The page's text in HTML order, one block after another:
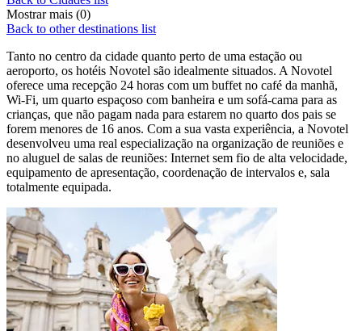
Mostrar mais (0)
Back to other destinations list
Tanto no centro da cidade quanto perto de uma estação ou
aeroporto, os hotéis Novotel são idealmente situados. A Novotel
oferece uma recepção 24 horas com um buffet no café da manhã,
Wi-Fi, um quarto espaçoso com banheira e um sofá-cama para as
crianças, que não pagam nada para estarem no quarto dos pais se
forem menores de 16 anos. Com a sua vasta experiência, a Novotel
desenvolveu uma real especialização na organização de reuniões e
no aluguel de salas de reuniões: Internet sem fio de alta velocidade,
equipamento de apresentação, coordenação de intervalos e, sala
totalmente equipada.